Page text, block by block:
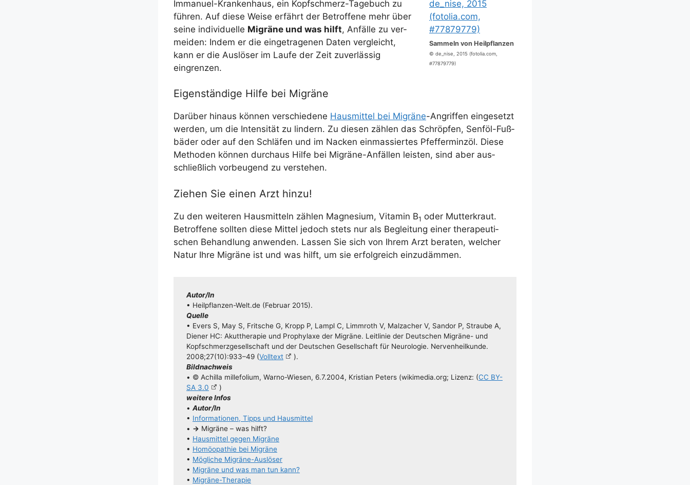
Sam­meln von Heilpflanzen
© de_​nise, 2015 (fotolia.com,
#77879779)
Imma­nu­el-Kran­ken­haus, ein Kopf­schmerz-Tage­buch zu
füh­ren. Auf die­se Wei­se erfährt der Betrof­fe­ne mehr über
sei­ne indi­vi­du­el­le Migrä­ne und was hilft, Anfäl­le zu ver­
mei­den: Indem er die ein­ge­tra­ge­nen Daten ver­gleicht,
kann er die Aus­lö­ser im Lau­fe der Zeit zuver­läs­sig
eingrenzen.
Eigenständige Hilfe bei Migräne
Dar­über hin­aus kön­nen ver­schie­de­ne Haus­mit­tel bei Migrä­ne-Angrif­fen ein­ge­setzt
wer­den, um die Inten­si­tät zu lin­dern. Zu die­sen zäh­len das Schröp­fen, Senf­öl-Fuß­
bä­der oder auf den Schlä­fen und im Nacken ein­mas­sier­tes Pfef­fer­minz­öl. Die­se
Metho­den kön­nen durch­aus Hil­fe bei Migrä­ne-Anfäl­len leis­ten, sind aber aus­
schließ­lich vor­beu­gend zu verstehen.
Ziehen Sie einen Arzt hinzu!
Zu den wei­te­ren Haus­mit­teln zäh­len Magne­si­um, Vit­amin B1 oder Mut­ter­kraut.
Betrof­fe­ne soll­ten die­se Mit­tel jedoch stets nur als Beglei­tung einer the­ra­peu­ti­
schen Behand­lung anwen­den. Las­sen Sie sich von Ihrem Arzt bera­ten, wel­cher
Natur Ihre Migrä­ne ist und was hilft, um sie erfolg­reich einzudämmen.
Autor/​​In
• Heilpflanzen-Welt.de (Febru­ar 2015).
Quel­le
• Evers S, May S, Frit­sche G, Kropp P, Lampl C, Limm­roth V, Malz­a­cher V, San­dor P, Strau­be A,
Die­ner HC: Akut­the­ra­pie und Pro­phy­la­xe der Migrä­ne. Leit­li­nie der Deut­schen Migrä­­ne- und
Kopf­schmerz­ge­sell­schaft und der Deut­schen Gesell­schaft für Neu­ro­lo­gie. Ner­ven­heil­kun­de.
2008;27(10):933–49 (Voll­text
).
Bild­nach­weis
• © Achil­la mil­le­fo­li­um, War­­no-Wie­­sen, 6.7.2004, Kris­ti­an Peters (wikimedia.org; Lizenz: (CC BY-
SA 3.0
)
wei­te­re Infos
• Autor/​​In
• Infor­ma­tio­nen, Tipps und Hausmittel
• → Migrä­ne – was hilft?
• Haus­mit­tel gegen Migräne
• Homöo­pa­thie bei Migräne
• Mög­li­che Migräne-Auslöser
• Migrä­ne und was man tun kann?
• Migrä­­ne-The­ra­pie